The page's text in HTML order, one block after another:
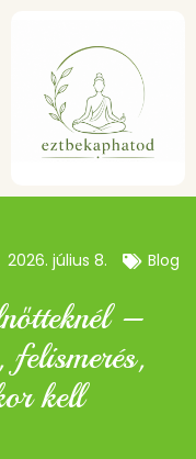
2026. július 8. Blog
–
kell